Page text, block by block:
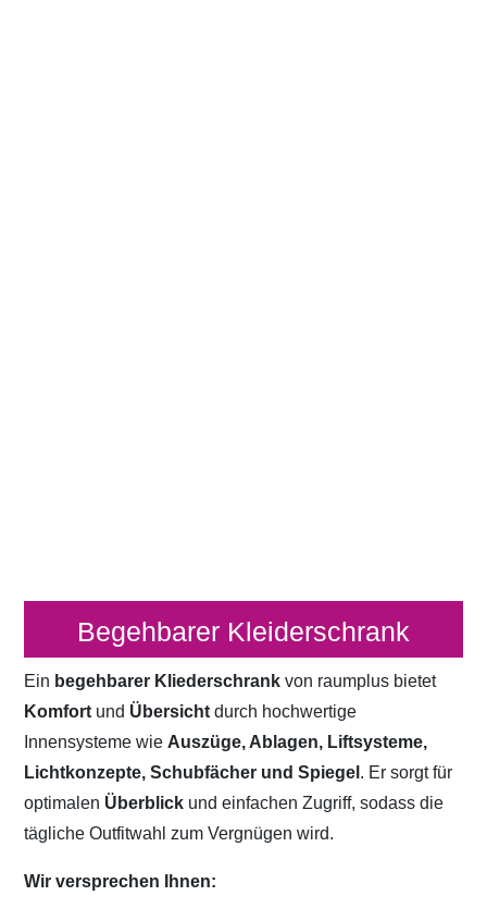
Begehbarer Kleiderschrank
Ein begehbarer Kliederschrankvon raumplus bietet
Komfort und Übersicht durch hochwertige
Innensysteme wie Auszüge, Ablagen, Liftsysteme,
Lichtkonzepte, Schubfächer und Spiegel . Er sorgt für
optimalen Überblick und einfachen Zugriff, sodass die
tägliche Outfitwahl zum Vergnügen wird.
Wir versprechen Ihnen: